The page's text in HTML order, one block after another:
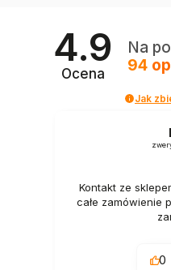
4.9
Ocena
Na
94
Jak
Kontakt ze
całe zamówienie
0